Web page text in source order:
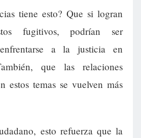
tiene esto? Que si logran
fugitivos, podrían ser
a la justicia en
que las relaciones
estos temas se vuelven más
esto refuerza que la